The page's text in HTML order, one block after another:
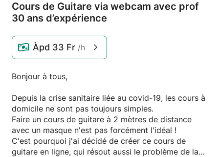
Cours de Guitare via webcam avec prof
30 ans d’expérience
Àpd 33 Fr /h
Bonjour à tous,
Depuis la crise sanitaire liée au covid-19, les cours à
domicile ne sont pas toujours simples.
Faire un cours de guitare à 2 mètres de distance
avec un masque n'est pas forcément l'idéal !
C'est pourquoi j'ai décidé de créer ce cours de
guitare en ligne, qui résout aussi le problème de la